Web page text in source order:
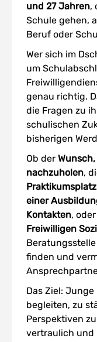
und 27 Jahren,
Schule gehen,
Beruf oder
Wer sich im
um
genau richtig.
die Fragen zu
schulischen
bisherigen
Ob der
nachzuholen,
einer
Kontakten,
Freiwilligen
finden und
Das Ziel:
begleiten, zu
Perspektiven
vertraulich und